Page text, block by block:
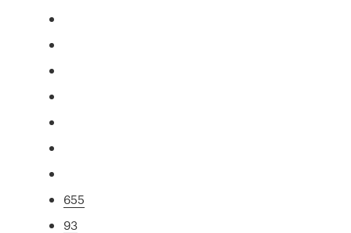
655
93